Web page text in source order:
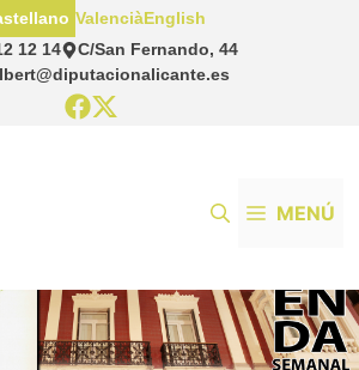
12 14
C/San Fernando, 44
ValenciàEnglish
MENÚ